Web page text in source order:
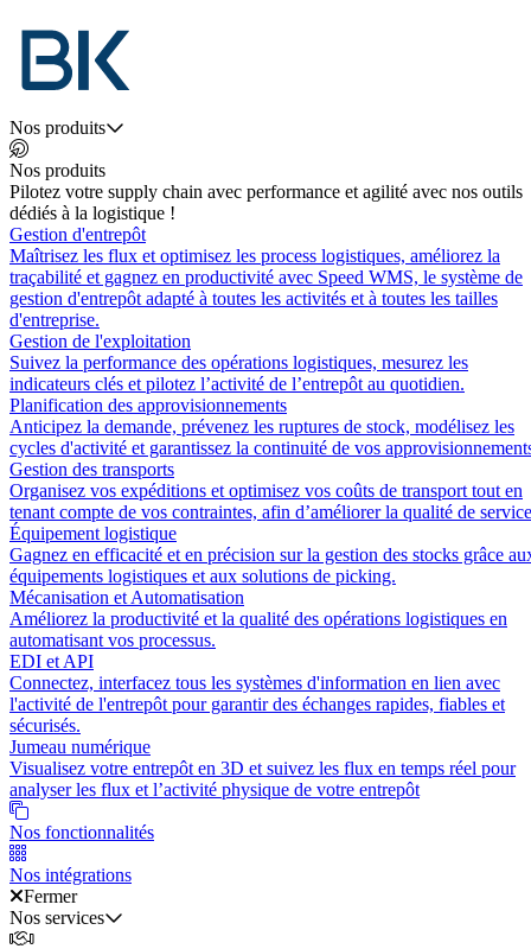
Nos produits
Nos produits
Pilotez votre supply chain avec performance et agilité avec nos outils
dédiés à la logistique !
Gestion d'entrepôt
Maîtrisez les flux et optimisez les process logistiques, améliorez la
traçabilité et gagnez en productivité avec Speed WMS, le système de
gestion d'entrepôt adapté à toutes les activités et à toutes les tailles
d'entreprise.
Gestion de l'exploitation
Suivez la performance des opérations logistiques, mesurez les
indicateurs clés et pilotez l’activité de l’entrepôt au quotidien.
Planification des approvisionnements
Anticipez la demande, prévenez les ruptures de stock, modélisez les
cycles d'activité et garantissez la continuité de vos
Gestion des transports
Organisez vos expéditions et optimisez vos coûts de transport tout en
tenant compte de vos contraintes, afin d’améliorer la qualité de
Équipement logistique
Gagnez en efficacité et en précision sur la gestion des stocks grâce
équipements logistiques et aux solutions de picking.
Mécanisation et Automatisation
Améliorez la productivité et la qualité des opérations logistiques en
automatisant vos processus.
EDI et API
Connectez, interfacez tous les systèmes d'information en lien avec
l'activité de l'entrepôt pour garantir des échanges rapides, fiables et
sécurisés.
Jumeau numérique
Visualisez votre entrepôt en 3D et suivez les flux en temps réel pour
analyser les flux et l’activité physique de votre entrepôt
Nos fonctionnalités
Nos intégrations
Fermer
Nos services